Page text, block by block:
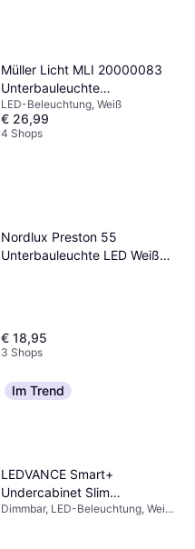
Müller Licht MLI 20000083
Unterbauleuchte
Tischbeleuchtung
LED-Beleuchtung, Weiß
€ 26,99
4 Shops
Nordlux Preston 55
Unterbauleuchte LED Weiß
€ 18,95
3 Shops
Im Trend
LEDVANCE Smart+
Undercabinet Slim
Tischbeleuchtung
Dimmbar, LED-Beleuchtung, Weiß,